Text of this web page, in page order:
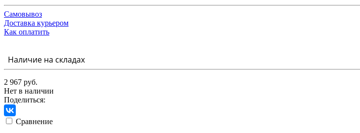
Самовывоз
Доставка курьером
Как оплатить
Наличие на складах
2 967 руб.
Нет в наличии
Поделиться:
Сравнение